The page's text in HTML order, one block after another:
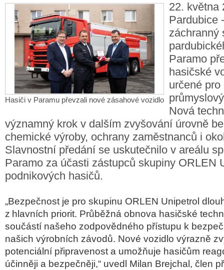
Hasiči v Paramu převzali nové zásahové vozidlo
22. května
Pardubice
záchranný
Paramo
hasičské
určené
Nová
významný krok v dalším zvyšování úrovně
chemické výroby, ochrany zaměstnanců i
Slavnostní předání se uskutečnilo v areálu
Paramo za účasti zástupců skupiny ORLEN
podnikových hasičů.
„Bezpečnost je pro skupinu ORLEN Unipetrol
z hlavních priorit. Průběžná obnova hasičské
součástí našeho zodpovědného přístupu k
našich výrobních závodů. Nové vozidlo výrazně
potenciální připravenost a umožňuje hasičům
účinněji a bezpečněji,“ uvedl Milan Brejchal, člen